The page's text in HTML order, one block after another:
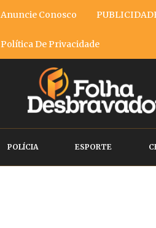
Anuncie Conosco
Política De Privacidade
POLÍCIA ESPORTE